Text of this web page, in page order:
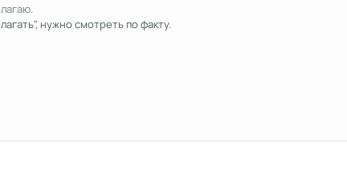
нужно смотреть по факту.